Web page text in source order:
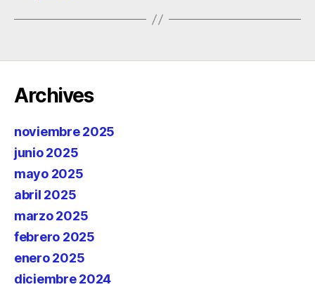
Archives
noviembre 2025
junio 2025
mayo 2025
abril 2025
marzo 2025
febrero 2025
enero 2025
diciembre 2024